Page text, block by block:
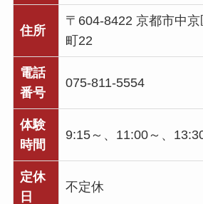
住所
〒604-8422 京都市中
町22
電話
番号
075-811-5554
体験
時間
9:15～、11:00～、
定休
日
不定休